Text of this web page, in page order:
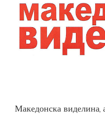
Од
чега
живе
сликари
Македонска виделина,